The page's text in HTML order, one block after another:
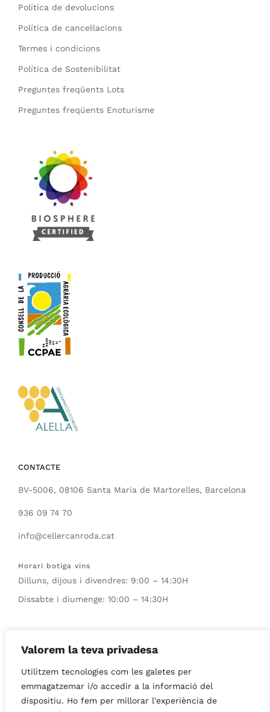
Valorem la teva privadesa
Utilitzem tecnologies com les galetes per
emmagatzemar i/o accedir a la informació del
dispositiu. Ho fem per millorar l'experiència de
Política de devolucions
Política de cancel·lacions
Termes i condicions
Política de Sostenibilitat
Preguntes freqüents Lots
Preguntes freqüents Enoturisme
CONTACTE
BV-5006, 08106 Santa Maria de Martorelles, Barcelona
936 09 74 70
info@cellercanroda.cat
Horari botiga vins
Dilluns, dijous i divendres: 9:00 – 14:30H
Dissabte i diumenge: 10:00 – 14:30H
Horari enoturisme
Qualsevol dia sota reserva previa
Horari del Wine bar
Dissabtes i diumenges: 12:00 – 14:00H